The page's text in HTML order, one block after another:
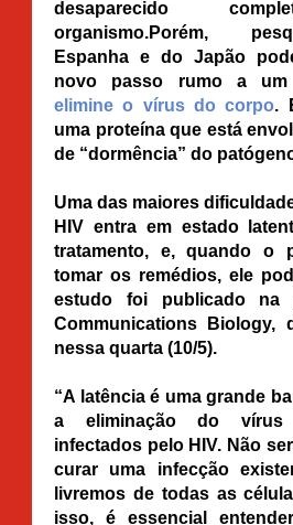
desaparecido
organismo.Porém,
Espanha e do Japão
novo passo rumo a um
elimine o vírus do corpo.
uma proteína que está
de “dormência” do
Uma das maiores
HIV entra em estado
tratamento, e, quando o
tomar os remédios, ele
estudo foi publicado na
Communications Biology,
nessa quarta (10/5).
“A latência é uma grande
a eliminação do vírus
infectados pelo HIV. Não
curar uma infecção
livremos de todas as
isso, é essencial